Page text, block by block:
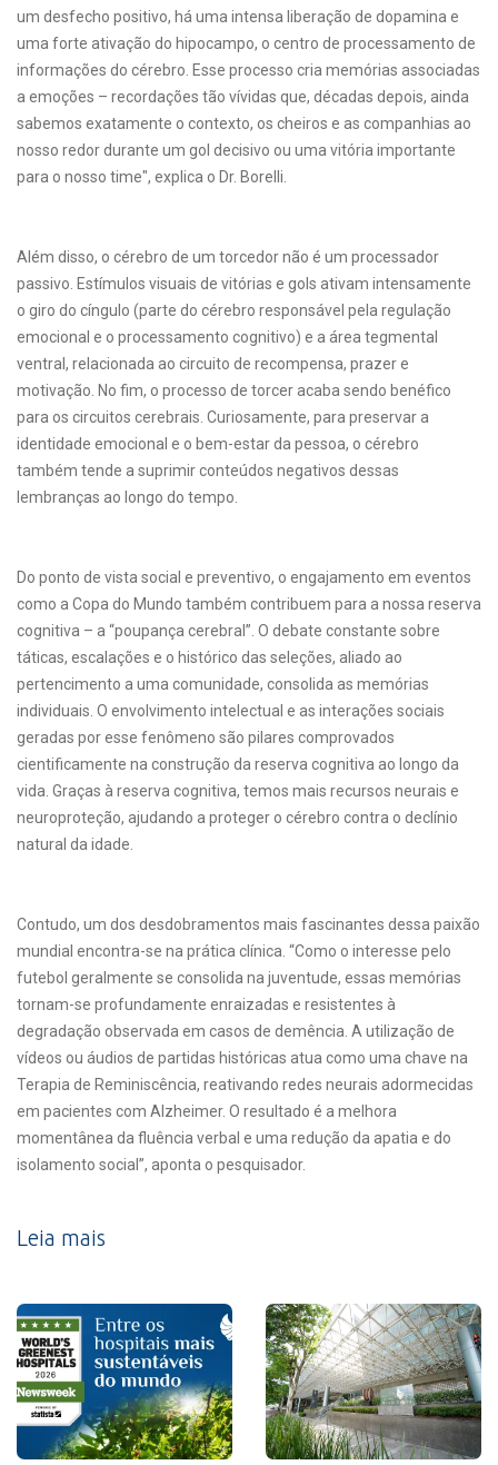
um desfecho positivo, há uma intensa liberação de dopamina e
uma forte ativação do hipocampo, o centro de processamento de
informações do cérebro. Esse processo cria memórias associadas
a emoções – recordações tão vívidas que, décadas depois, ainda
sabemos exatamente o contexto, os cheiros e as companhias ao
nosso redor durante um gol decisivo ou uma vitória importante
para o nosso time", explica o Dr. Borelli.
Além disso, o cérebro de um torcedor não é um processador
passivo. Estímulos visuais de vitórias e gols ativam intensamente
o giro do cíngulo (parte do cérebro responsável pela regulação
emocional e o processamento cognitivo) e a área tegmental
ventral, relacionada ao circuito de recompensa, prazer e
motivação. No fim, o processo de torcer acaba sendo benéfico
para os circuitos cerebrais. Curiosamente, para preservar a
identidade emocional e o bem-estar da pessoa, o cérebro
também tende a suprimir conteúdos negativos dessas
lembranças ao longo do tempo.
Do ponto de vista social e preventivo, o engajamento em eventos
como a Copa do Mundo também contribuem para a nossa reserva
cognitiva – a “poupança cerebral”. O debate constante sobre
táticas, escalações e o histórico das seleções, aliado ao
pertencimento a uma comunidade, consolida as memórias
individuais. O envolvimento intelectual e as interações sociais
geradas por esse fenômeno são pilares comprovados
cientificamente na construção da reserva cognitiva ao longo da
vida. Graças à reserva cognitiva, temos mais recursos neurais e
neuroproteção, ajudando a proteger o cérebro contra o declínio
natural da idade.
Contudo, um dos desdobramentos mais fascinantes dessa paixão
mundial encontra-se na prática clínica. “Como o interesse pelo
futebol geralmente se consolida na juventude, essas memórias
tornam-se profundamente enraizadas e resistentes à
degradação observada em casos de demência. A utilização de
vídeos ou áudios de partidas históricas atua como uma chave na
Terapia de Reminiscência, reativando redes neurais adormecidas
em pacientes com Alzheimer. O resultado é a melhora
momentânea da fluência verbal e uma redução da apatia e do
isolamento social”, aponta o pesquisador.
Leia mais